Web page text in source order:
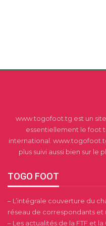
www.togofoot.tg est un
essentiellement le foot
international.
plus suivi aussi bien sur le
TOGO FOOT
– L’intégrale couverture du
réseau de correspondants et
– Les actualités de la FTF et la